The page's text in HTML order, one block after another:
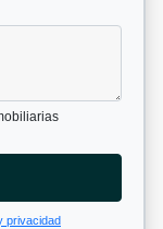
privacidad